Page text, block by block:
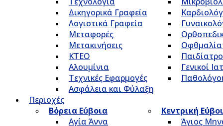
Δικηγορικά Γραφεία
Λογιστικά Γραφεία
Μεταφορές
Μετακινήσεις
ΚΤΕΟ
Αλουμίνια
Τεχνικές Εφαρμογές
Ασφάλεια και Φύλαξη
Γενικοί
Περιοχές
Βόρεια Εύβοια
Αγία Άννα
Κεντρική
Άγιος